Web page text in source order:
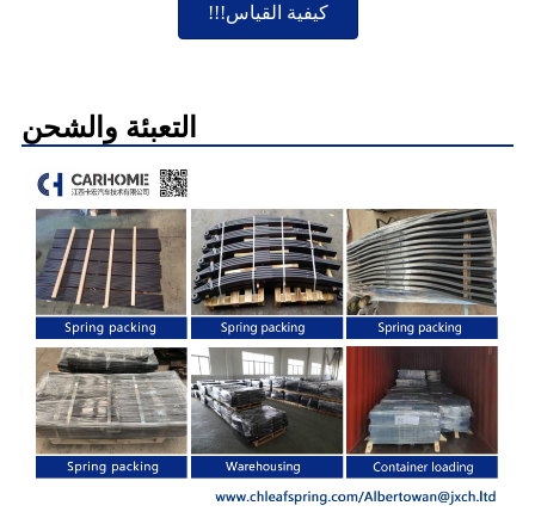
كيفية القياس!!!
التعبئة والشحن